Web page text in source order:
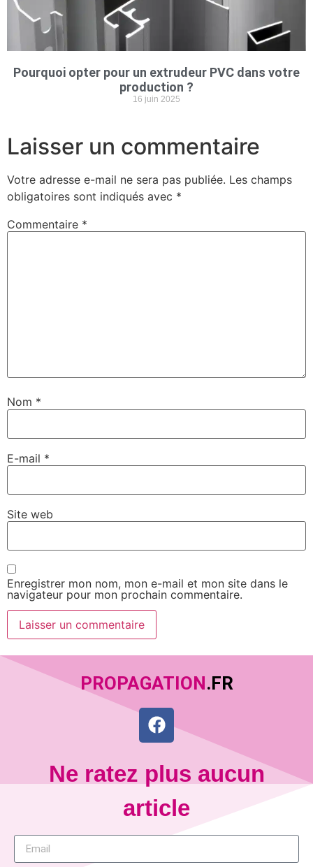
Pourquoi opter pour un extrudeur PVC dans votre
production ?
16 juin 2025
Laisser un commentaire
Votre adresse e-mail ne sera pas publiée. Les champs
obligatoires sont indiqués avec *
Commentaire *
Nom *
E-mail *
Site web
Enregistrer mon nom, mon e-mail et mon site dans le
navigateur pour mon prochain commentaire.
PROPAGATION.FR
Ne ratez plus aucun
article